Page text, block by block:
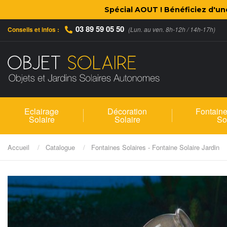
Spécial AOUT ! Bénéficiez
Conseils et infos : 03 89 59 05 50 (Lun. au ven. 8h-12h / 14h-17h)
Eclairage
Solaire
Décoration
Solaire
Accueil Catalogue Fontaines Solaires - Fontaine Solaire Jardin